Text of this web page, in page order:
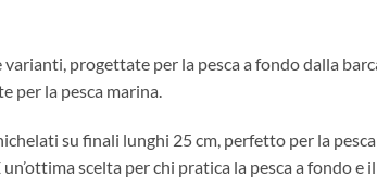
progettate per la pesca a fondo dalla
per la pesca marina.
su finali lunghi 25 cm, perfetto per la
scelta per chi pratica la pesca a fondo e